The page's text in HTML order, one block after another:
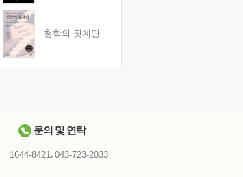
철학의 뒷계단
문의 및 연락
1644-8421, 043-723-2033